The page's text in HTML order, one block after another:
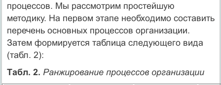
процессов. Мы рассмотрим простейшую
методику. На первом этапе необходимо составить
перечень основных процессов организации.
Затем формируется таблица следующего вида
(табл. 2):
Табл. 2. Ранжирование процессов организации